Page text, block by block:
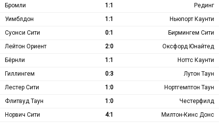
Бромли
1:1
Рединг
Уимблдон
1:1
Ньюпорт Каунти
Суонси Сити
0:1
Бирмингем Сити
Лейтон Ориент
2:0
Оксфорд Юнайтед
Бёрнли
1:1
Ноттс Каунти
Гиллингем
0:3
Лутон Таун
Лестер Сити
1:0
Нортгемптон Таун
Флитвуд Таун
1:0
Честерфилд
Норвич Сити
4:1
Милтон-Кинс Донс